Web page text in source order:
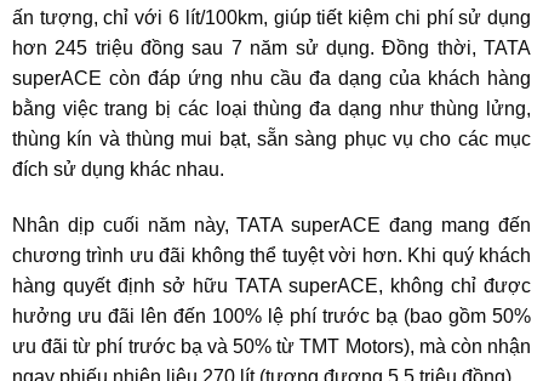
ấn tượng, chỉ với 6 lít/100km, giúp tiết kiệm chi phí sử dụng
hơn 245 triệu đồng sau 7 năm sử dụng. Đồng thời, TATA
superACE còn đáp ứng nhu cầu đa dạng của khách hàng
bằng việc trang bị các loại thùng đa dạng như thùng lửng,
thùng kín và thùng mui bạt, sẵn sàng phục vụ cho các mục
đích sử dụng khác nhau.
Nhân dịp cuối năm này, TATA superACE đang mang đến
chương trình ưu đãi không thể tuyệt vời hơn. Khi quý khách
hàng quyết định sở hữu TATA superACE, không chỉ được
hưởng ưu đãi lên đến 100% lệ phí trước bạ (bao gồm 50%
ưu đãi từ phí trước bạ và 50% từ TMT Motors), mà còn nhận
ngay phiếu nhiên liệu 270 lít (tương đương 5.5 triệu đồng).